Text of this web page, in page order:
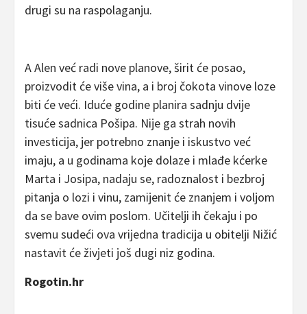
drugi su na raspolaganju.
A Alen već radi nove planove, širit će posao,
proizvodit će više vina, a i broj čokota vinove loze
biti će veći. Iduće godine planira sadnju dvije
tisuće sadnica Pošipa. Nije ga strah novih
investicija, jer potrebno znanje i iskustvo već
imaju, a u godinama koje dolaze i mlađe kćerke
Marta i Josipa, nadaju se, radoznalost i bezbroj
pitanja o lozi i vinu, zamijenit će znanjem i voljom
da se bave ovim poslom. Učitelji ih čekaju i po
svemu sudeći ova vrijedna tradicija u obitelji Nižić
nastavit će živjeti još dugi niz godina.
Rogotin.hr